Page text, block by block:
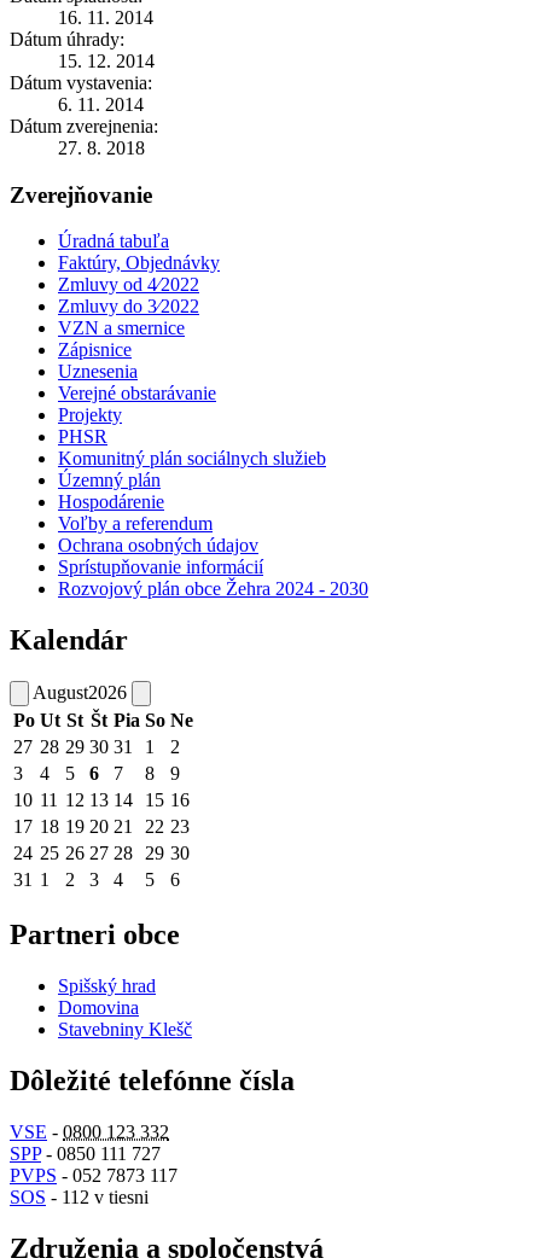
16. 11. 2014
Dátum úhrady:
15. 12. 2014
Dátum vystavenia:
6. 11. 2014
Dátum zverejnenia:
27. 8. 2018
Zverejňovanie
Úradná tabuľa
Faktúry, Objednávky
Zmluvy od 4⁄2022
Zmluvy do 3⁄2022
VZN a smernice
Zápisnice
Uznesenia
Verejné obstarávanie
Projekty
PHSR
Komunitný plán sociálnych služieb
Územný plán
Hospodárenie
Voľby a referendum
Ochrana osobných údajov
Sprístupňovanie informácií
Rozvojový plán obce Žehra 2024 - 2030
Kalendár
August2026
Po Ut St Št Pia So Ne
27 28 29 30 31 1
2
3
4 5 6 7 8
9
10 11 12 13 14 15 16
17 18 19 20 21 22 23
24 25 26 27 28 29 30
31 1 2 3 4 5 6
Partneri obce
Spišský hrad
Domovina
Stavebniny Klešč
Dôležité telefónne čísla
VSE - 0800 123 332
SPP- 0850 111 727
PVPS - 052 7873 117
SOS - 112 v tiesni
Združenia a spoločenstvá